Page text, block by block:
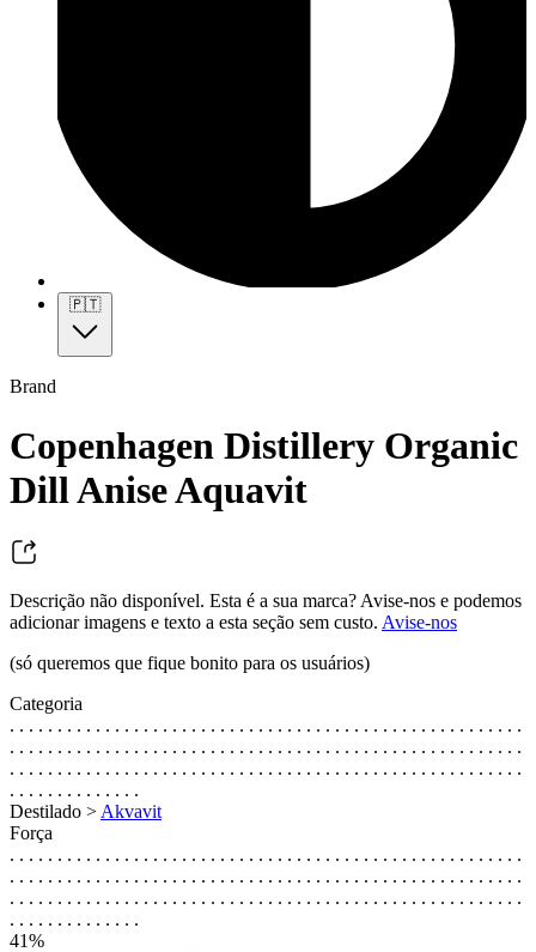
🇵🇹
Brand
Copenhagen Distillery Organic
Dill Anise Aquavit
Descrição não disponível. Esta é a sua marca? Avise-nos e podemos
adicionar imagens e texto a esta seção sem custo. Avise-nos
(só queremos que fique bonito para os usuários)
Categoria
. . . . . . . . . . . . . . . . . . . . . . . . . . . . . . . . . . . . . . . . . . . . . . . . . . . . . .
. . . . . . . . . . . . . . . . . . . . . . . . . . . . . . . . . . . . . . . . . . . . . . . . . . . . . .
. . . . . . . . . . . . . . . . . . . . . . . . . . . . . . . . . . . . . . . . . . . . . . . . . . . . . .
. . . . . . . . . . . . . .
Destilado > Akvavit
Força
. . . . . . . . . . . . . . . . . . . . . . . . . . . . . . . . . . . . . . . . . . . . . . . . . . . . . .
. . . . . . . . . . . . . . . . . . . . . . . . . . . . . . . . . . . . . . . . . . . . . . . . . . . . . .
. . . . . . . . . . . . . . . . . . . . . . . . . . . . . . . . . . . . . . . . . . . . . . . . . . . . . .
. . . . . . . . . . . . . .
41%